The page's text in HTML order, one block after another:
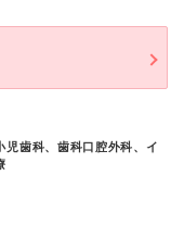
児歯科、歯科口腔外科、イ